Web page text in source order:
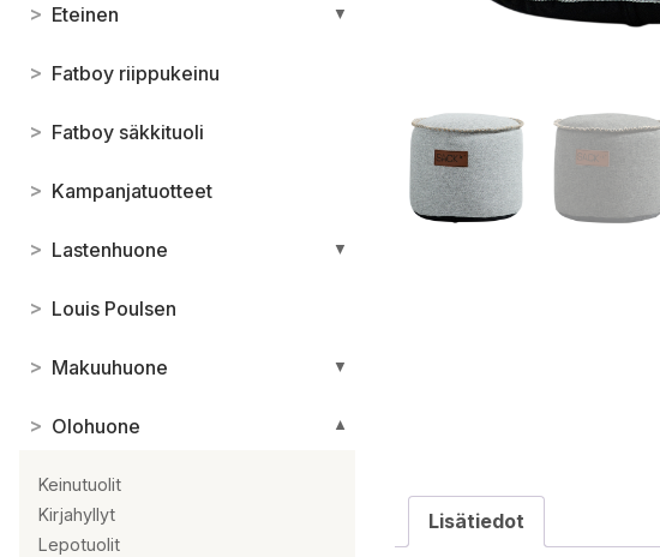
> Eteinen ▼
> Fatboy riippukeinu
> Fatboy säkkituoli
> Kampanjatuotteet
> Lastenhuone ▼
> Louis Poulsen
> Makuuhuone ▼
> Olohuone ▼
Keinutuolit
Kirjahyllyt
Lepotuolit
Lisätiedot